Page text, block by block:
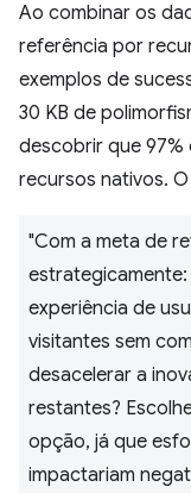
Ao combinar os
referência por
exemplos de
30 KB de
descobrir que 97%
recursos nativos.
"Com a meta de
experiência de
visitantes sem
desacelerar a
restantes?
opção, já que
impactariam